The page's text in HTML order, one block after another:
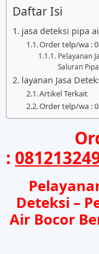
Daftar Isi
jasa deteksi pipa
Order telp/wa :
Pelayanan
Saluran
layanan Jasa
Artikel Terkait
Order telp/wa :
:
Deteksi –
Air Bocor